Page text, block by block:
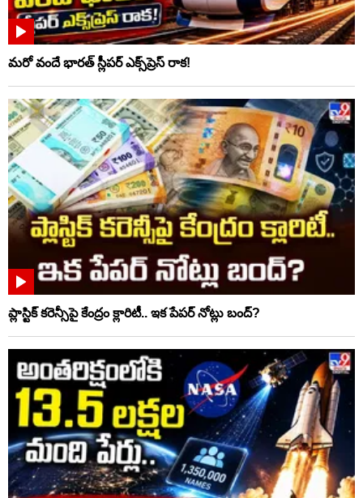
మరో వందే భారత్ స్లీపర్ ఎక్స్‌ప్రెస్ రాక!
ప్లాస్టిక్‌ కరెన్సీపై కేంద్రం క్లారిటీ.. ఇక పేపర్‌ నోట్లు బంద్‌?